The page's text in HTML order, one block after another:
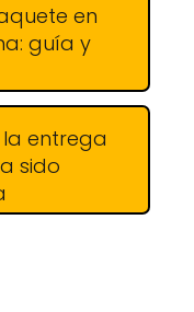
en
guía y
la entrega
sido